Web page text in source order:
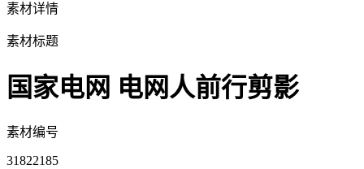
素材详情
素材标题
国家电网 电网人前行剪影
素材编号
31822185